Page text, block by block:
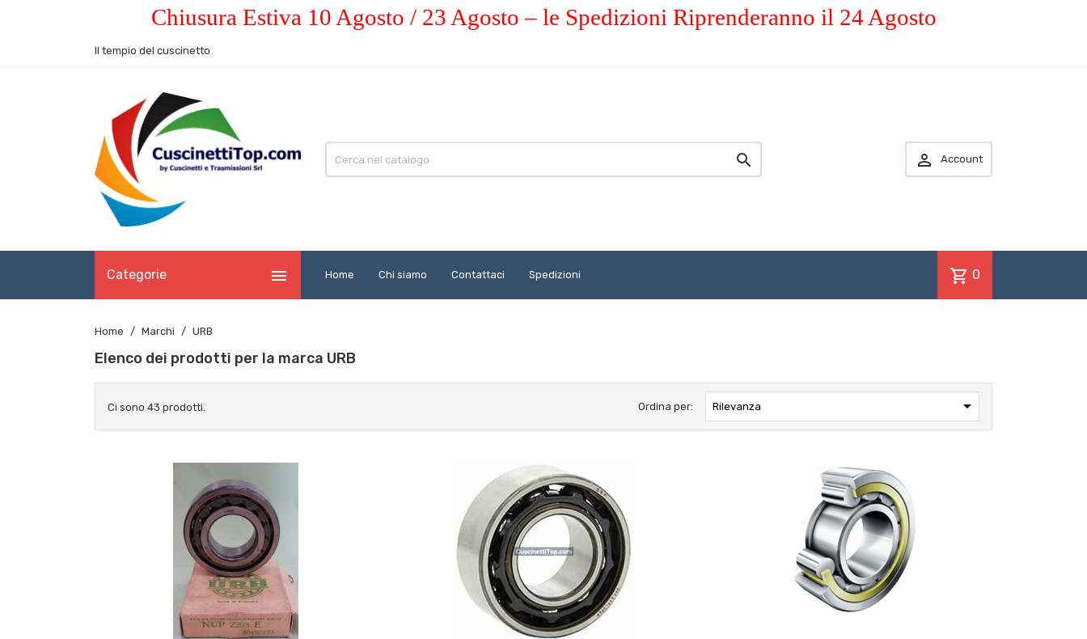
Chiusura Estiva 10 Agosto / 23 Agosto – le Spedizioni Riprenderanno il 24 Agosto
Il tempio del cuscinetto
  Account
Categorie  Home Chi siamo Contattaci Spedizioni shopping_cart 0
Home Marchi URB
Elenco dei prodotti per la marca URB
Ci sono 43 prodotti. Ordina per: Rilevanza 